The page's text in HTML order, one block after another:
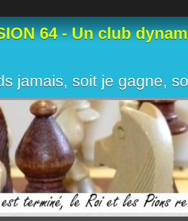
64 - Un club
jamais, soit je gagne,